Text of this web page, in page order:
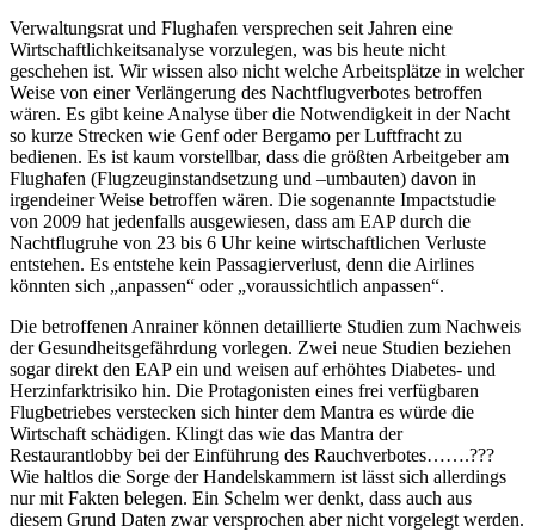
Verwaltungsrat und Flughafen versprechen seit Jahren eine
Wirtschaftlichkeitsanalyse vorzulegen, was bis heute nicht
geschehen ist. Wir wissen also nicht welche Arbeitsplätze in welcher
Weise von einer Verlängerung des Nachtflugverbotes betroffen
wären. Es gibt keine Analyse über die Notwendigkeit in der Nacht
so kurze Strecken wie Genf oder Bergamo per Luftfracht zu
bedienen. Es ist kaum vorstellbar, dass die größten Arbeitgeber am
Flughafen (Flugzeuginstandsetzung und –umbauten) davon in
irgendeiner Weise betroffen wären. Die sogenannte Impactstudie
von 2009 hat jedenfalls ausgewiesen, dass am EAP durch die
Nachtflugruhe von 23 bis 6 Uhr keine wirtschaftlichen Verluste
entstehen. Es entstehe kein Passagierverlust, denn die Airlines
könnten sich „anpassen“ oder „voraussichtlich anpassen“.
Die betroffenen Anrainer können detaillierte Studien zum Nachweis
der Gesundheitsgefährdung vorlegen. Zwei neue Studien beziehen
sogar direkt den EAP ein und weisen auf erhöhtes Diabetes- und
Herzinfarktrisiko hin. Die Protagonisten eines frei verfügbaren
Flugbetriebes verstecken sich hinter dem Mantra es würde die
Wirtschaft schädigen. Klingt das wie das Mantra der
Restaurantlobby bei der Einführung des Rauchverbotes…….???
Wie haltlos die Sorge der Handelskammern ist lässt sich allerdings
nur mit Fakten belegen. Ein Schelm wer denkt, dass auch aus
diesem Grund Daten zwar versprochen aber nicht vorgelegt werden.